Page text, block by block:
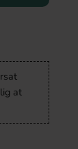
at